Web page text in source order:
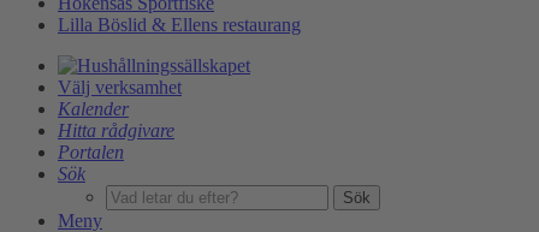
Lilla Böslid & Ellens restaurang
Välj verksamhet
Kalender
Hitta rådgivare
Portalen
Sök
Sök
Meny